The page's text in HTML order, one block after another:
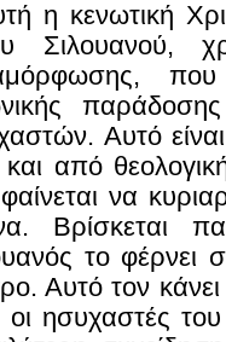
η κενωτική
Σιλουανού,
Αυτό
από
να
Βρίσκεται
το φέρνει
Αυτό τον
οι ησυχαστές